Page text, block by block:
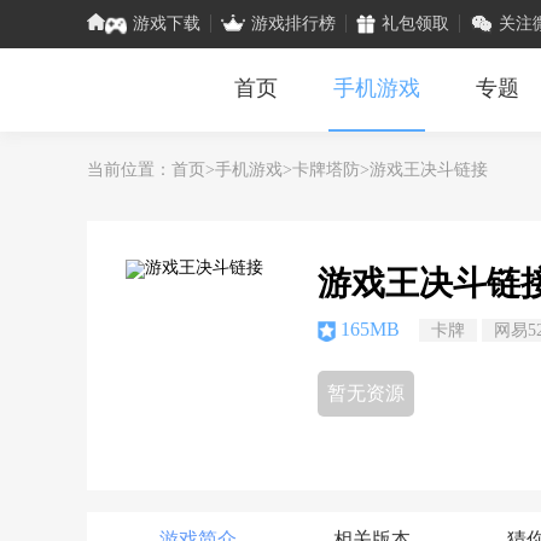
游戏下载 游戏排行榜 礼包领取 关注
首页 手机游戏 专题
当前位置： 首页 >手机游戏>卡牌塔防>游戏王决斗链接
游戏王决斗链
165MB 卡牌 网易
暂无资源